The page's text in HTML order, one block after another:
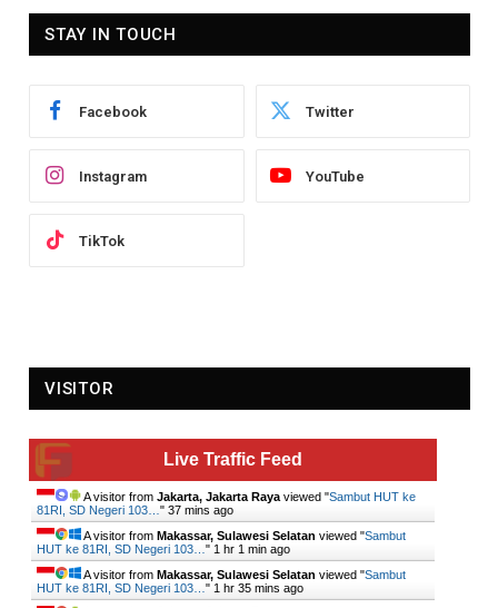
STAY IN TOUCH
Facebook Twitter
Instagram YouTube
TikTok
VISITOR
Live Traffic Feed
A visitor from Jakarta, Jakarta Raya viewed "Sambut HUT ke
81RI, SD Negeri 103… " 37 mins ago
A visitor from Makassar, Sulawesi Selatan viewed "Sambut
HUT ke 81RI, SD Negeri 103… " 1 hr 1 min ago
A visitor from Makassar, Sulawesi Selatan viewed "Sambut
HUT ke 81RI, SD Negeri 103… " 1 hr 35 mins ago